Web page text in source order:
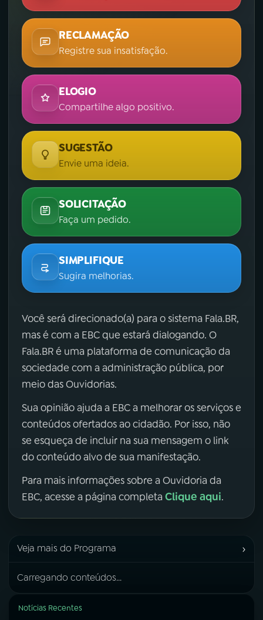
RECLAMAÇÃO
Registre sua insatisfação.
ELOGIO
Compartilhe algo positivo.
SUGESTÃO
Envie uma ideia.
SOLICITAÇÃO
Faça um pedido.
SIMPLIFIQUE
Sugira melhorias.
Você será direcionado(a) para o sistema Fala.BR,
mas é com a EBC que estará dialogando. O
Fala.BR é uma plataforma de comunicação da
sociedade com a administração pública, por
meio das Ouvidorias.
Sua opinião ajuda a EBC a melhorar os serviços e
conteúdos ofertados ao cidadão. Por isso, não
se esqueça de incluir na sua mensagem o link
do conteúdo alvo de sua manifestação.
Para mais informações sobre a Ouvidoria da
EBC, acesse a página completa Clique aqui.
Veja mais do Programa ›
Carregando conteúdos...
Notícias Recentes